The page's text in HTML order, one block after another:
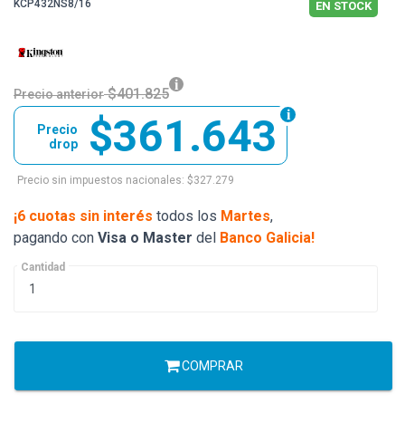
KCP432NS8/16 EN STOCK
Precio anterior $401.825
$361.643
Precio
drop
Precio sin impuestos nacionales: $327.279
¡6 cuotas sin interés todos los Martes,
pagando con Visa o Master del Banco Galicia!
Cantidad
COMPRAR